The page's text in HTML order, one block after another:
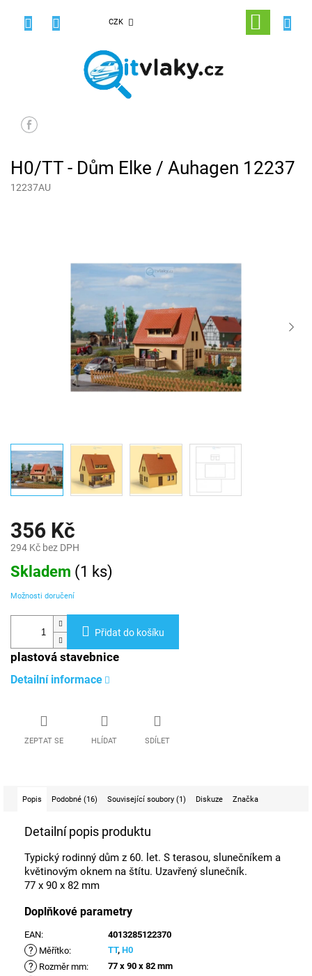
CZK
NÁKUPNÍ
KOŠÍK
H0/TT - Dům Elke / Auhagen 12237
12237AU
356 Kč
294 Kč bez DPH
Měrná
cena:
Skladem (1 ks)
Možnosti doručení
Přidat do košíku
plastová stavebnice
Detailní informace
ZEPTAT SE HLÍDAT SDÍLET
Popis Podobné (16) Související soubory (1) Diskuze Značka
Detailní popis produktu
Typický rodinný dům z 60. let. S terasou, slunečníkem a
květinovým oknem na štítu. Uzavřený slunečník.
77 x 90 x 82 mm
Doplňkové parametry
EAN: 4013285122370
? Měřítko: TT, H0
? Rozměr mm: 77 x 90 x 82 mm